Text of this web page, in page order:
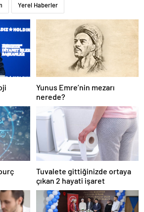
Yerel Haberler
Yunus Emre’nin mezarı
nerede?
Tuvalete gittiğinizde ortaya
çıkan 2 hayati işaret